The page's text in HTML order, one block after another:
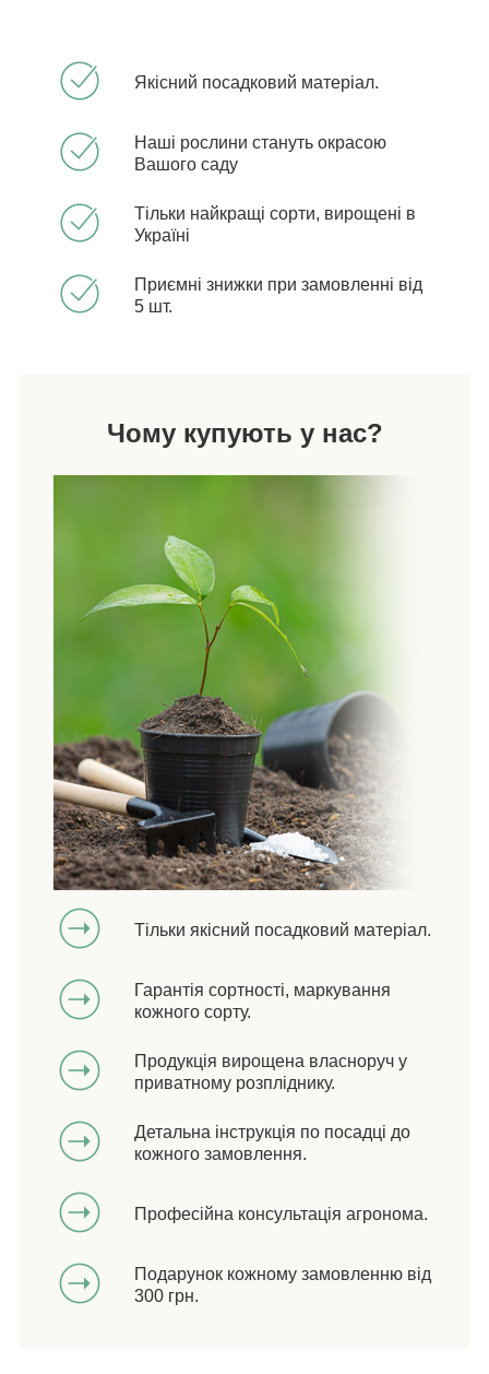
Якісний посадковий матеріал.
Наші рослини стануть окрасою
Вашого саду
Тільки найкращі сорти, вирощені в
Україні
Приємні знижки при замовленні від
5 шт.
Чому купують у нас?
Тільки якісний посадковий матеріал.
Гарантія сортності, маркування
кожного сорту.
Продукція вирощена власноруч у
приватному розпліднику.
Детальна інструкція по посадці до
кожного замовлення.
Професійна консультація агронома.
Подарунок кожному замовленню від
300 грн.